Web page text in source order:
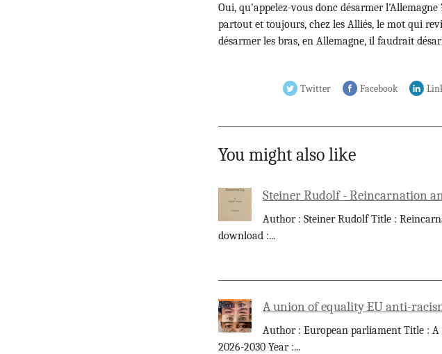
Oui, qu'appelez-vous donc désarmer
partout et toujours, chez les Alliés, le mot qui
désarmer les bras, en Allemagne, il faudrait
Twitter Facebook
You might also like
Steiner Rudolf - Reincarnation
Author : Steiner Rudolf Title :
download :...
A union of equality EU anti-
Author : European parliament Title :
2026-2030 Year :...